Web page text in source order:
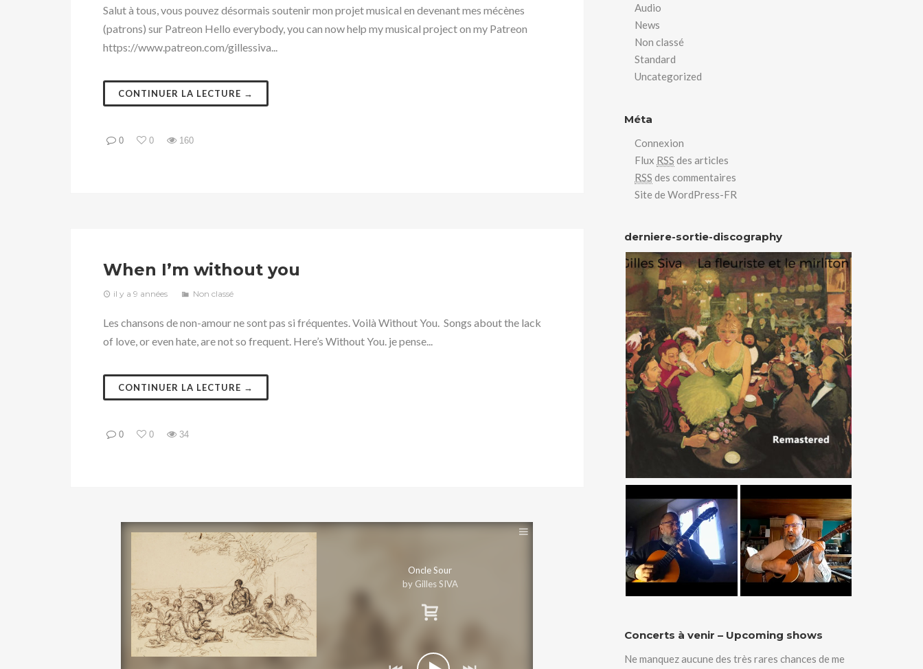
Salut à tous, vous pouvez désormais soutenir mon projet musical en devenant mes mécènes
(patrons) sur Patreon Hello everybody, you can now help my musical project on my Patreon
https://www.patreon.com/gillessiva...
CONTINUER LA LECTURE →
0 0 160
When I’m without you
il y a 9 années Non classé
Les chansons de non-amour ne sont pas si fréquentes. Voilà Without You. Songs about the lack
of love, or even hate, are not so frequent. Here’s Without You. je pense...
CONTINUER LA LECTURE →
0 0 34
Oncle Sour
by Gilles SIVA
Audio
News
Non classé
Standard
Uncategorized
Méta
Connexion
Flux RSS des articles
RSS des commentaires
Site de WordPress-FR
derniere-sortie-discography
Concerts à venir – Upcoming shows
Ne manquez aucune des très rares chances de me